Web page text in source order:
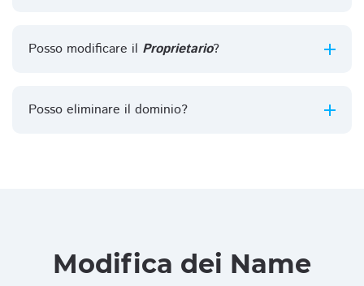
Posso modificare il Proprietario?
Posso eliminare il dominio?
Modifica dei Name